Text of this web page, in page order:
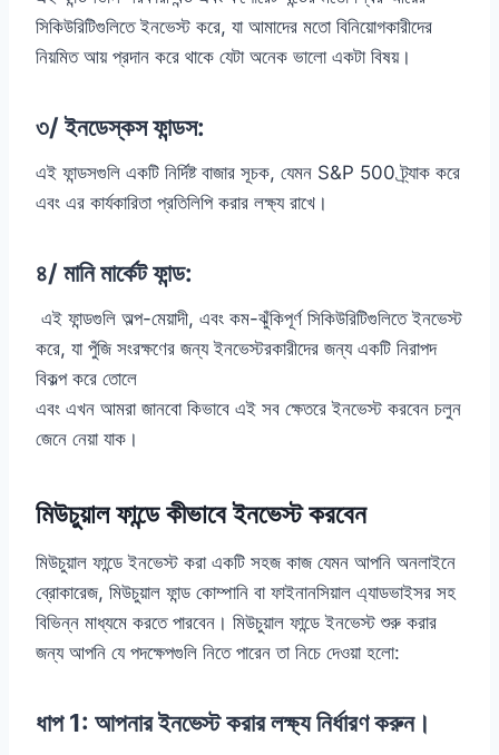
সিকিউরিটিগুলিতে ইনভেস্ট করে, যা আমাদের মতো বিনিয়োগকারীদের
নিয়মিত আয় প্রদান করে থাকে যেটা অনেক ভালো একটা বিষয়।
৩/ ইনডেস্কস ফান্ডস:
এই ফান্ডসগুলি একটি নির্দিষ্ট বাজার সূচক, যেমন S&P 500 ট্র্যাক করে
এবং এর কার্যকারিতা প্রতিলিপি করার লক্ষ্য রাখে।
৪/ মানি মার্কেট ফান্ড:
এই ফান্ডগুলি অল্প-মেয়াদী, এবং কম-ঝুঁকিপূর্ণ সিকিউরিটিগুলিতে ইনভেস্ট
করে, যা পুঁজি সংরক্ষণের জন্য ইনভেস্টরকারীদের জন্য একটি নিরাপদ
বিকল্প করে তোলে
এবং এখন আমরা জানবো কিভাবে এই সব ক্ষেতরে ইনভেস্ট করবেন চলুন
জেনে নেয়া যাক।
মিউচুয়াল ফান্ডে কীভাবে ইনভেস্ট করবেন
মিউচুয়াল ফান্ডে ইনভেস্ট করা একটি সহজ কাজ যেমন আপনি অনলাইনে
ব্রোকারেজ, মিউচুয়াল ফান্ড কোম্পানি বা ফাইনানসিয়াল এ্যাডভাইসর সহ
বিভিন্ন মাধ্যমে করতে পারবেন। মিউচুয়াল ফান্ডে ইনভেস্ট শুরু করার
জন্য আপনি যে পদক্ষেপগুলি নিতে পারেন তা নিচে দেওয়া হলো:
ধাপ 1: আপনার ইনভেস্ট করার লক্ষ্য নির্ধারণ করুন।